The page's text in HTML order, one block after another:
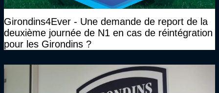
Girondins4Ever - Une demande de report de la
deuxième journée de N1 en cas de réintégration
pour les Girondins ?